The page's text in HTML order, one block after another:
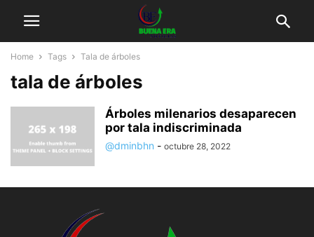
Home Tags Tala de árboles
tala de árboles
Árboles milenarios desaparecen
por tala indiscriminada
@dminbhn - octubre 28, 2022